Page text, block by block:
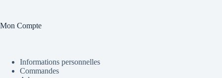
Mon Compte
Informations personnelles
Commandes